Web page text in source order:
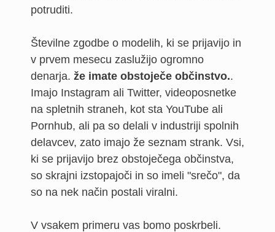
potruditi.
Številne zgodbe o modelih, ki se prijavijo in
v prvem mesecu zaslužijo ogromno
denarja. že imate obstoječe občinstvo..
Imajo Instagram ali Twitter, videoposnetke
na spletnih straneh, kot sta YouTube ali
Pornhub, ali pa so delali v industriji spolnih
delavcev, zato imajo že seznam strank. Vsi,
ki se prijavijo brez obstoječega občinstva,
so skrajni izstopajoči in so imeli "srečo", da
so na nek način postali viralni.
V vsakem primeru vas bomo poskrbeli.